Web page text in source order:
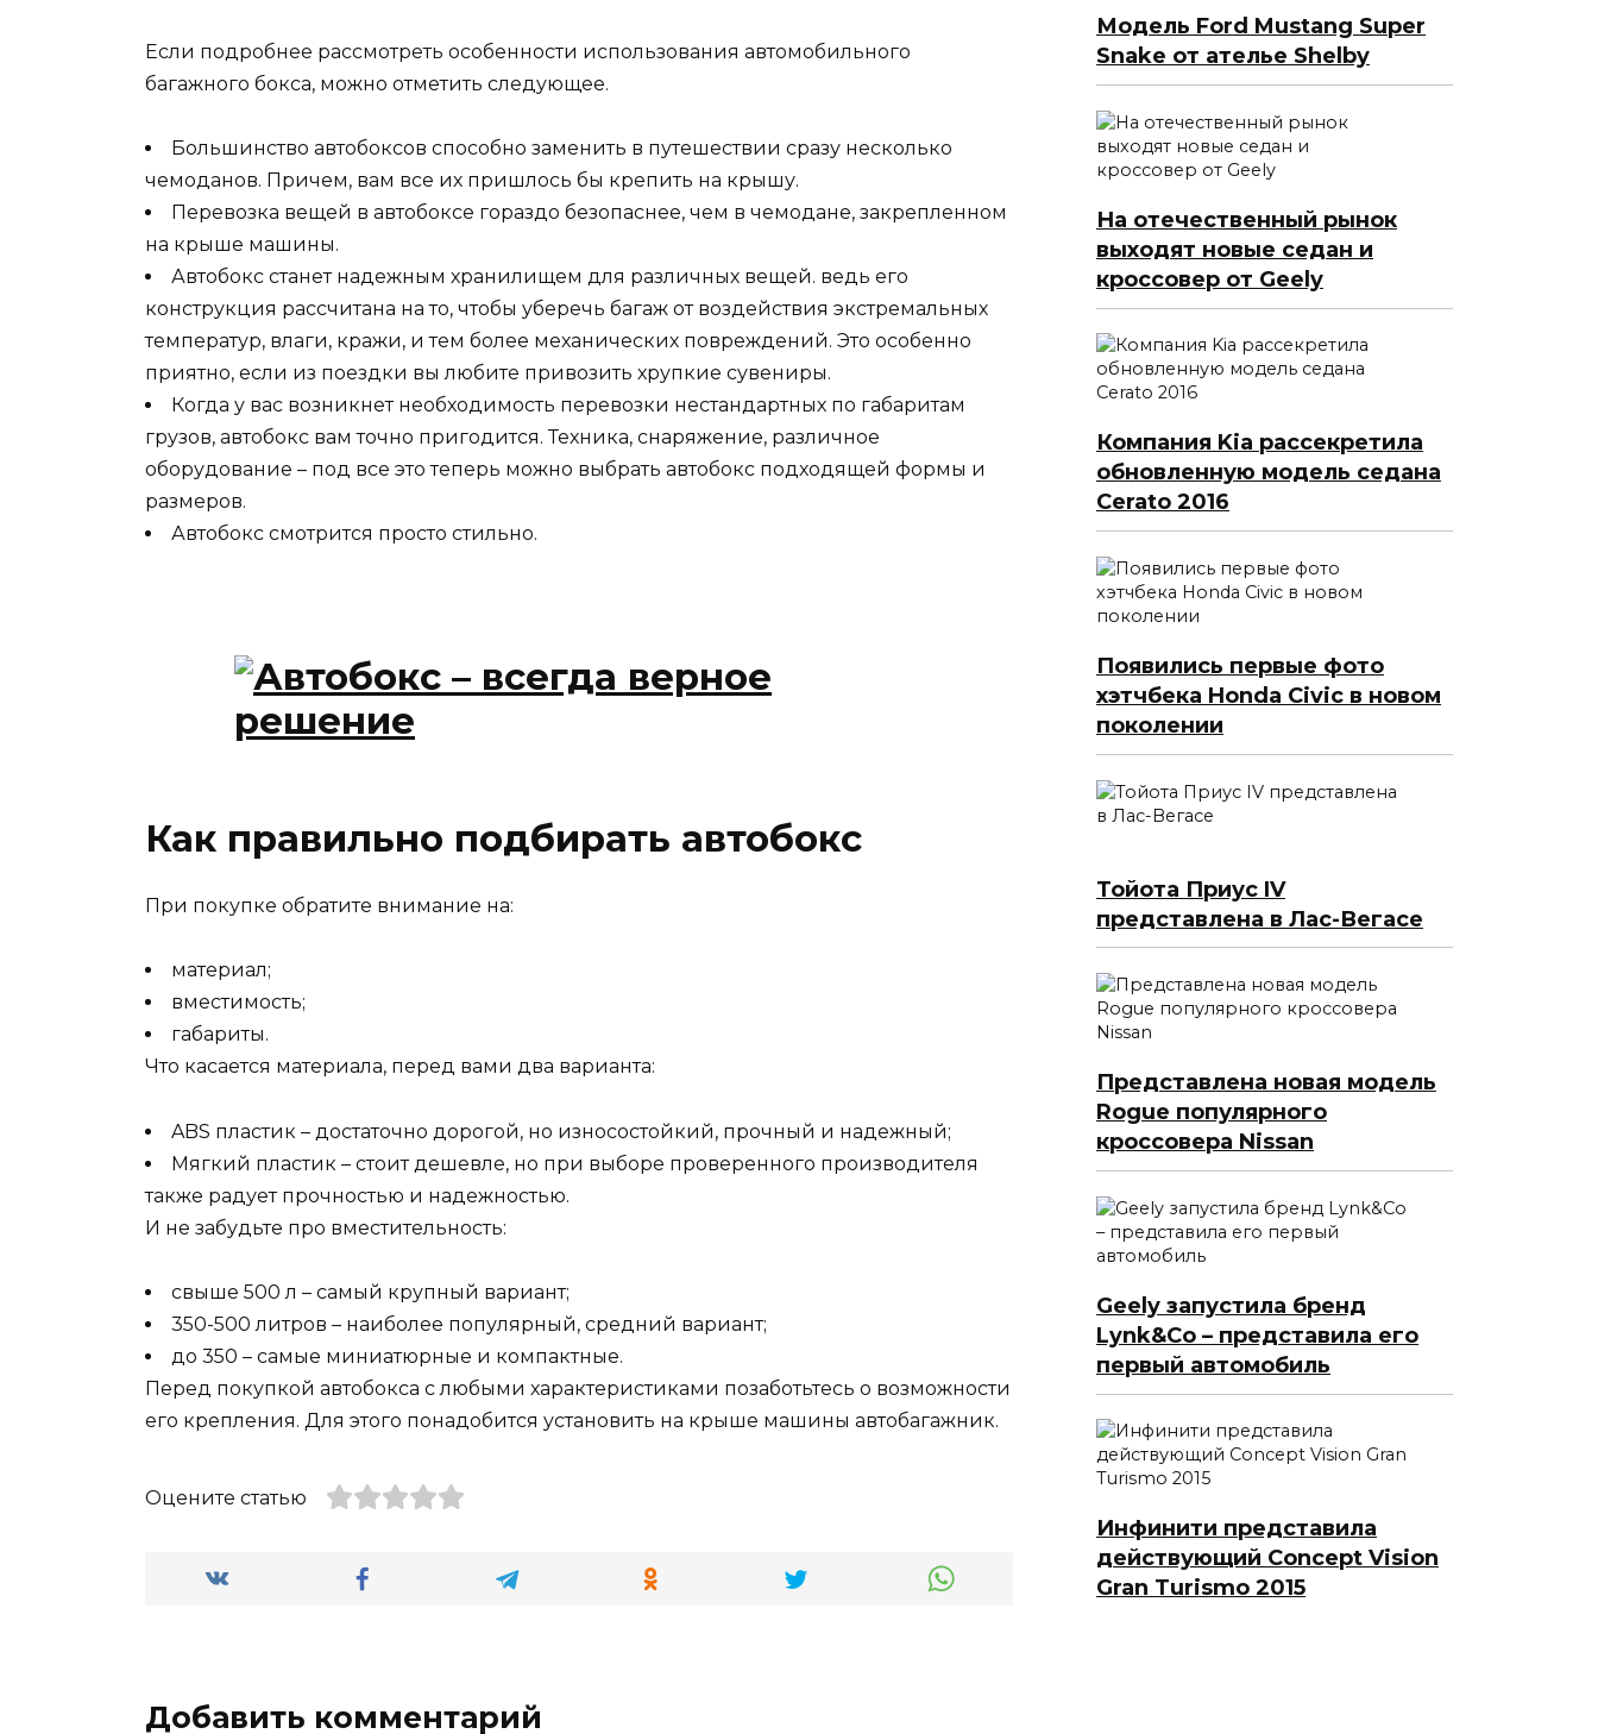
Если подробнее рассмотреть особенности использования автомобильного
багажного бокса, можно отметить следующее.
Большинство автобоксов способно заменить в путешествии сразу несколько
чемоданов. Причем, вам все их пришлось бы крепить на крышу.
Перевозка вещей в автобоксе гораздо безопаснее, чем в чемодане, закрепленном
на крыше машины.
Автобокс станет надежным хранилищем для различных вещей. ведь его
конструкция рассчитана на то, чтобы уберечь багаж от воздействия экстремальных
температур, влаги, кражи, и тем более механических повреждений. Это особенно
приятно, если из поездки вы любите привозить хрупкие сувениры.
Когда у вас возникнет необходимость перевозки нестандартных по габаритам
грузов, автобокс вам точно пригодится. Техника, снаряжение, различное
оборудование – под все это теперь можно выбрать автобокс подходящей формы и
размеров.
Автобокс смотрится просто стильно.
Как правильно подбирать автобокс
При покупке обратите внимание на:
материал;
вместимость;
габариты.
Что касается материала, перед вами два варианта:
ABS пластик – достаточно дорогой, но износостойкий, прочный и надежный;
Мягкий пластик – стоит дешевле, но при выборе проверенного производителя
также радует прочностью и надежностью.
И не забудьте про вместительность:
свыше 500 л – самый крупный вариант;
350-500 литров – наиболее популярный, средний вариант;
до 350 – самые миниатюрные и компактные.
Перед покупкой автобокса с любыми характеристиками позаботьтесь о возможности
его крепления. Для этого понадобится установить на крыше машины автобагажник.
Оцените статью
Добавить комментарий
Модель Ford Mustang Super
Snake от ателье Shelby
На отечественный рынок
выходят новые седан и
кроссовер от Geely
Компания Kia рассекретила
обновленную модель седана
Cerato 2016
Появились первые фото
хэтчбека Honda Civic в новом
поколении
Тойота Приус IV
представлена в Лас-Вегасе
Представлена новая модель
Rogue популярного
кроссовера Nissan
Geely запустила бренд
Lynk&Co – представила его
первый автомобиль
Инфинити представила
действующий Concept Vision
Gran Turismo 2015